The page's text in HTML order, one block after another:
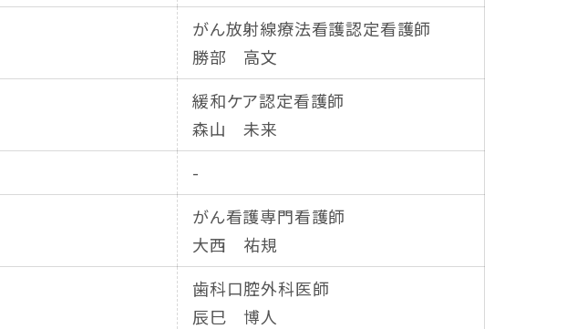
がん放射線療法看護認定看護師
勝部 高文
緩和ケア認定看護師
森山 未来
-
がん看護専門看護師
大西 祐規
歯科口腔外科医師
辰巳 博人